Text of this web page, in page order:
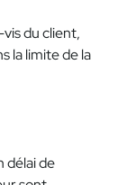
du client,
la limite de la
délai de